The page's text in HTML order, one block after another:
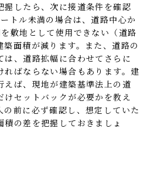
握したら、次に接道条件を確認
トル未満の場合は、道路中心か
敷地として使用できない（道路
築面積が減ります。また、道路の
は、道路拡幅に合わせてさらに
ればならない場合もあります。建
えば、現地が建築基準法上の道
けセットバックが必要かを教え
の前に必ず確認し、想定していた
の差を把握しておきましょ